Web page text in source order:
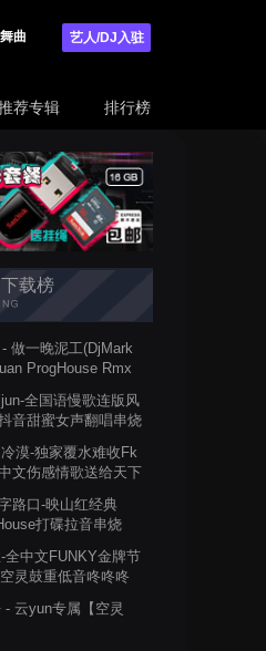
曲 艺人/DJ入驻
荐专辑 排行榜
载榜
做一晚泥工(DjMark
ProgHouse Rmx
全国语慢歌连版风
音甜蜜女声翻唱串烧
漠-独家覆水难收Fk
文伤感情歌送给天下
路口-映山红经典
打碟拉音串烧
全中文FUNKY金牌节
灵鼓重低音咚咚咚
- 云yun专属【空灵